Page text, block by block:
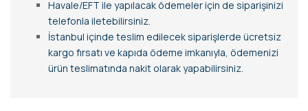
Havale/EFT ile yapılacak ödemeler için de siparişinizi
telefonla iletebilirsiniz.
İstanbul içinde teslim edilecek siparişlerde ücretsiz
kargo fırsatı ve kapıda ödeme imkanıyla, ödemenizi
ürün teslimatında nakit olarak yapabilirsiniz.